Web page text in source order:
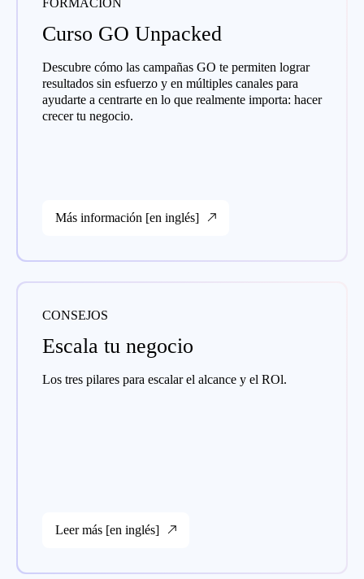
FORMACIÓN
Curso GO Unpacked
Descubre cómo las campañas GO te permiten lograr
resultados sin esfuerzo y en múltiples canales para
ayudarte a centrarte en lo que realmente importa: hacer
crecer tu negocio.
Más información [en inglés]
CONSEJOS
Escala tu negocio
Los tres pilares para escalar el alcance y el ROl.
Leer más [en inglés]